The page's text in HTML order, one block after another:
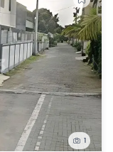
1